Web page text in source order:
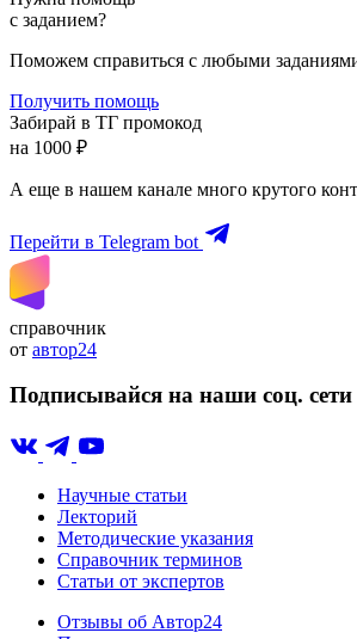
с заданием?
Поможем справиться с любыми
Получить помощь
Забирай в ТГ промокод
на 1000 ₽
А еще в нашем канале много крутого
Перейти в Telegram bot
справочник
от автор24
Подписывайся на наши соц. сети
Научные статьи
Лекторий
Методические указания
Справочник терминов
Статьи от экспертов
Отзывы об Автор24